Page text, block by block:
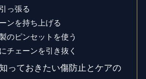
っ張る
ンを持ち上げる
のピンセットを使う
チェーンを引き抜く
っておきたい傷防止とケアの